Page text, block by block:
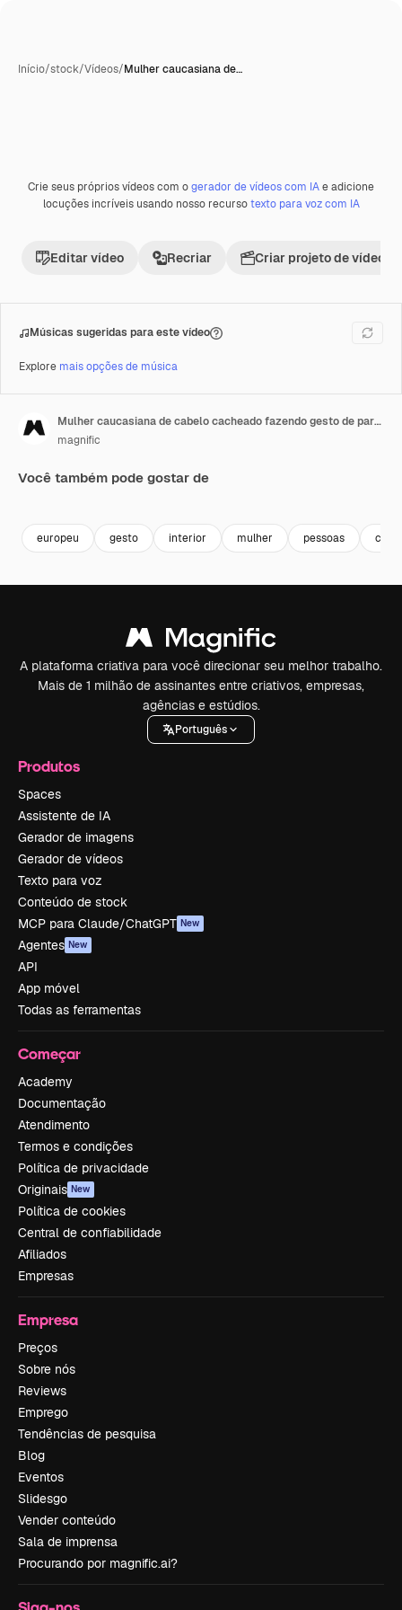
Início/stock/Vídeos/Mulher caucasiana de…
Crie seus próprios vídeos com ogerador de vídeos com IAe adicione
locuções incríveis usando nosso recursotexto para voz com IA
Editar vídeo Recriar Criar projeto de vídeo
Músicas sugeridas para este vídeo
Explore mais opções de música
Mulher caucasiana de cabelo cacheado fazendo gesto de parada
magnific
Você também pode gostar de
europeu gesto interior mulher pessoas
A plataforma criativa para você direcionar seu melhor trabalho.
Mais de 1 milhão de assinantes entre criativos, empresas,
agências e estúdios.
Português
Produtos
Spaces
Assistente de IA
Gerador de imagens
Gerador de vídeos
Texto para voz
Conteúdo de stock
MCP para Claude/ChatGPT New
Agentes New
API
App móvel
Todas as ferramentas
Começar
Academy
Documentação
Atendimento
Termos e condições
Política de privacidade
Originais New
Política de cookies
Central de confiabilidade
Afiliados
Empresas
Empresa
Preços
Sobre nós
Reviews
Emprego
Tendências de pesquisa
Blog
Eventos
Slidesgo
Vender conteúdo
Sala de imprensa
Procurando por magnific.ai?